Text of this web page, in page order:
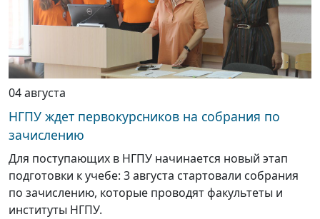
04 августа
НГПУ ждет первокурсников на собрания по
зачислению
Для поступающих в НГПУ начинается новый этап
подготовки к учебе: 3 августа стартовали собрания
по зачислению, которые проводят факультеты и
институты НГПУ.